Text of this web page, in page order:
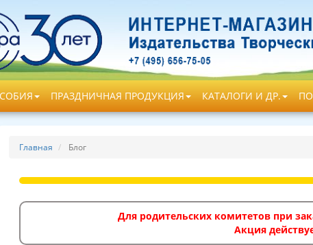
ПРАЗДНИЧНАЯ ПРОДУКЦИЯ КАТАЛОГИ И ДР.
Главная Блог
Для родительских комитетов при
Акция